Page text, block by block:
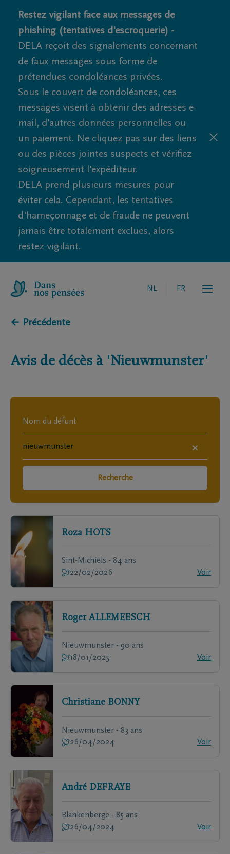
Restez vigilant face aux messages de
phishing (tentatives d'escroquerie) -
DELA reçoit des signalements concernant
de faux messages sous forme de
prétendues condoléances privées.
Sous le couvert de condoléances, ces
messages visent à obtenir des adresses e-
mail, d'autres données personnelles ou
un paiement. Ne cliquez pas sur des liens
ou des pièces jointes suspects et vérifiez
soigneusement l'expéditeur.
DELA prend plusieurs mesures pour
éviter cela. Cependant, les tentatives
d'hameçonnage et de fraude ne peuvent
jamais être totalement exclues, alors
restez vigilant.
NL FR
← Précédente
Avis de décès à 'Nieuwmunster'
×
Recherche
Roza HOTS
Sint-Michiels - 84 ans
22/02/2026
Voir
Roger ALLEMEESCH
Nieuwmunster - 90 ans
18/01/2025
Voir
Christiane BONNY
Nieuwmunster - 83 ans
26/04/2024
Voir
André DEFRAYE
Blankenberge - 85 ans
26/04/2024
Voir